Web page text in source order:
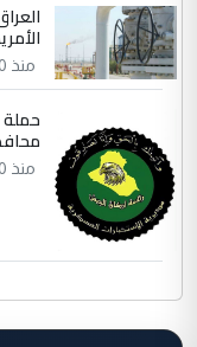
منذ 10 ساعة
منذ 10 ساعة